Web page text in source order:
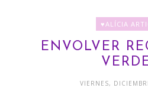
♥ALÍCIA
ENVOLVER
VIERNES,